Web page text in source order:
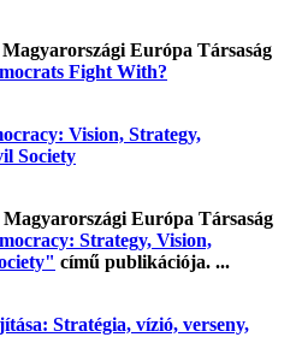
Európa Társaság
Fight With?
Vision, Strategy,
Society
Európa Társaság
Strategy, Vision,
című publikációja. ...
Stratégia, vízió, verseny,